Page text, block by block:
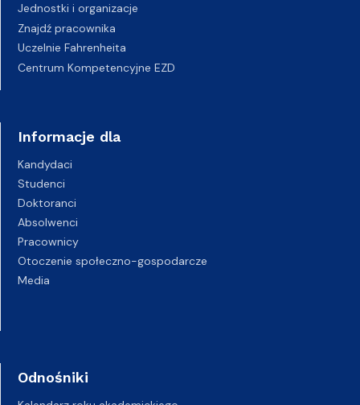
Jednostki i organizacje
Znajdź pracownika
Uczelnie Fahrenheita
Centrum Kompetencyjne EZD
Informacje dla
Kandydaci
Studenci
Doktoranci
Absolwenci
Pracownicy
Otoczenie społeczno-gospodarcze
Media
Odnośniki